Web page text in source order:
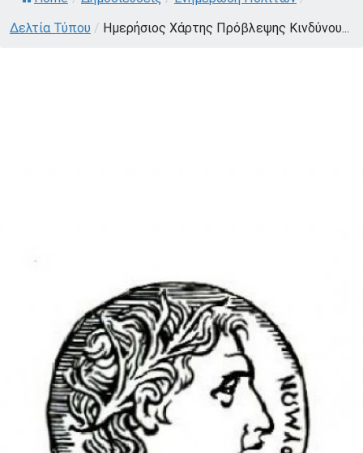
Δελτία Τύπου / Ημερήσιος Χάρτης Πρόβλεψης Κινδύνου...